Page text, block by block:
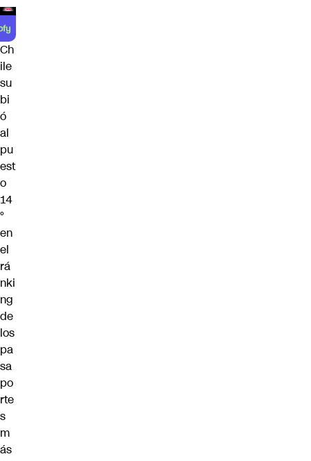
Ch
ile
su
bi
ó
al
pu
est
o
14
°
en
el
rá
nki
ng
de
los
pa
sa
po
rte
s
m
ás